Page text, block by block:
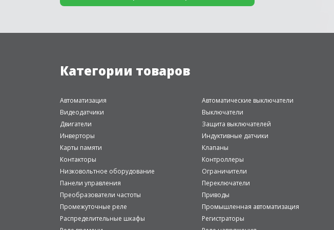
Категории товаров
Автоматизация Автоматические выключатели
Видеодатчики
Выключатели
Двигатели
Защита выключателей
Инверторы
Индуктивные датчики
Карты памяти
Клапаны
Контакторы
Контроллеры
Низковольтное оборудование
Ограничители
Панели управления
Переключатели
Преобразователи частоты
Приводы
Промежуточные реле
Промышленная автоматизация
Распределительные шкафы
Регистраторы